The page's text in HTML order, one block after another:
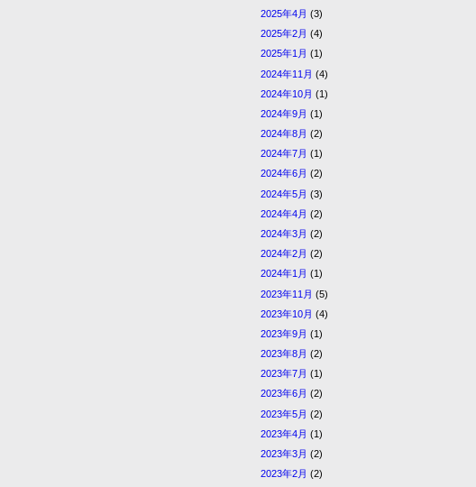
2025年4月 (3)
2025年2月 (4)
2025年1月 (1)
2024年11月 (4)
2024年10月 (1)
2024年9月 (1)
2024年8月 (2)
2024年7月 (1)
2024年6月 (2)
2024年5月 (3)
2024年4月 (2)
2024年3月 (2)
2024年2月 (2)
2024年1月 (1)
2023年11月 (5)
2023年10月 (4)
2023年9月 (1)
2023年8月 (2)
2023年7月 (1)
2023年6月 (2)
2023年5月 (2)
2023年4月 (1)
2023年3月 (2)
2023年2月 (2)